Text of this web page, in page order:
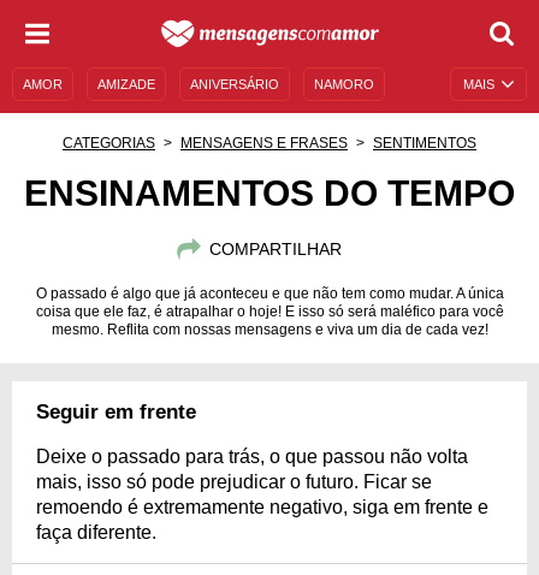
MAIS
AMOR AMIZADE ANIVERSÁRIO NAMORO
CATEGORIAS MENSAGENS E FRASES SENTIMENTOS
ENSINAMENTOS DO TEMPO
COMPARTILHAR
O passado é algo que já aconteceu e que não tem como mudar. A única
coisa que ele faz, é atrapalhar o hoje! E isso só será maléfico para você
mesmo. Reflita com nossas mensagens e viva um dia de cada vez!
Seguir em frente
Deixe o passado para trás, o que passou não volta
mais, isso só pode prejudicar o futuro. Ficar se
remoendo é extremamente negativo, siga em frente e
faça diferente.